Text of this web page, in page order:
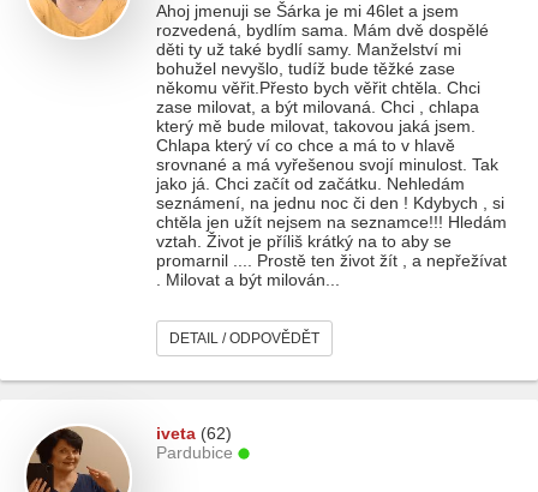
Ahoj jmenuji se Šárka je mi 46let a jsem
rozvedená, bydlím sama. Mám dvě dospělé
děti ty už také bydlí samy. Manželství mi
bohužel nevyšlo, tudíž bude těžké zase
někomu věřit.Přesto bych věřit chtěla. Chci
zase milovat, a být milovaná. Chci , chlapa
který mě bude milovat, takovou jaká jsem.
Chlapa který ví co chce a má to v hlavě
srovnané a má vyřešenou svojí minulost. Tak
jako já. Chci začít od začátku. Nehledám
seznámení, na jednu noc či den ! Kdybych , si
chtěla jen užít nejsem na seznamce!!! Hledám
vztah. Život je příliš krátký na to aby se
promarnil .... Prostě ten život žít , a nepřežívat
. Milovat a být milován...
DETAIL / ODPOVĚDĚT
iveta (62)
Pardubice